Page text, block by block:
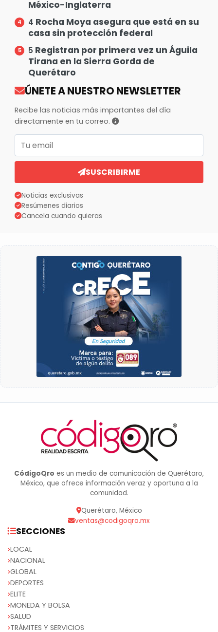
México-Inglaterra
4 Rocha Moya asegura que está en su
casa sin protección federal
5 Registran por primera vez un Águila
Tirana en la Sierra Gorda de
Querétaro
ÚNETE A NUESTRO NEWSLETTER
Recibe las noticias más importantes del día
directamente en tu correo.
Correo electrónico
SUSCRIBIRME
Noticias exclusivas
Resúmenes diarios
Cancela cuando quieras
CódigoQro es un medio de comunicación de Querétaro,
México, que ofrece información veraz y oportuna a la
comunidad.
Querétaro, México
ventas@codigoqro.mx
SECCIONES
LOCAL
NACIONAL
GLOBAL
DEPORTES
ELITE
MONEDA Y BOLSA
SALUD
TRÁMITES Y SERVICIOS